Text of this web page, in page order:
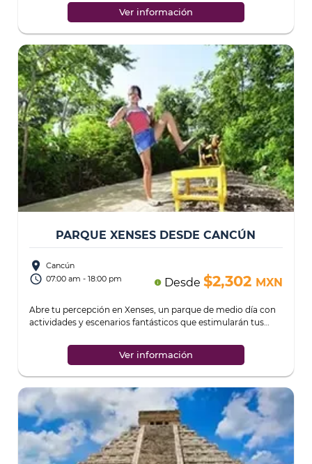
Ver información
PARQUE XENSES DESDE CANCÚN
place Cancún
access_time 07:00 am - 18:00 pm info Desde $2,302 MXN
Abre tu percepción en Xenses, un parque de medio día con
actividades y escenarios fantásticos que estimularán tus
Ver información